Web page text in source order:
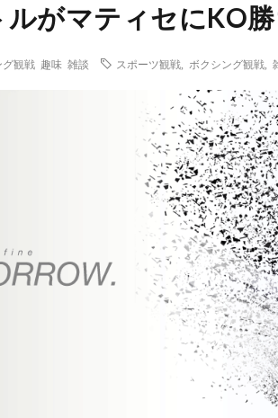
がマティセにKO
グ観戦 趣味 雑談 スポーツ観戦 ボクシング観戦